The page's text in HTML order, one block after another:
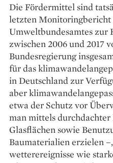
Die Fördermittel sind
letzten ­Monitoringbericht
Umweltbundesamtes
zwischen 2006 und 2017
Bundesregierung
für das
in Deutschland zur
aber
etwa der Schutz vor
man mittels
Glasflächen sowie
Baumaterialien erzielen
wetterereignisse wie